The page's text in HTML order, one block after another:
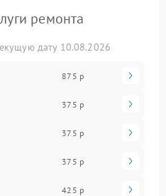
ремонта
дату 10.08.2026
875 р
375 р
375 р
375 р
425 р